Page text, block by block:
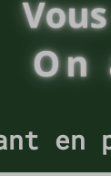
en